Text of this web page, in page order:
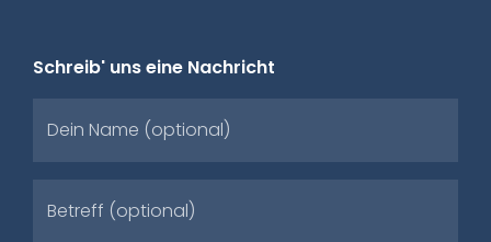
Schreib' uns eine Nachricht
Dein Name (optional)
Betreff (optional)